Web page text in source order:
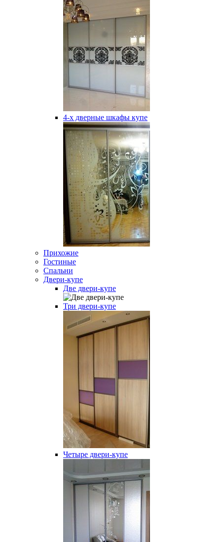
4-х дверные шкафы купе
Прихожие
Гостиные
Спальни
Двери-купе
Две двери-купе
Три двери-купе
Четыре двери-купе